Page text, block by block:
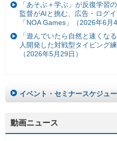
「あそぶ＋学ぶ」が反復学習
監督がAIと挑む、広告・ログ
「NOA Games」（2026年6月4
「遊んでいたら自然と速くな
人開発した対戦型タイピング
（2026年5月29日）
イベント・セミナースケジュ
動画ニュース